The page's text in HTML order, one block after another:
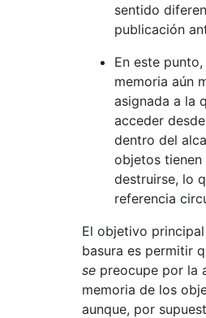
sentido
publicación
En este
memoria aún
asignada a la
acceder
dentro del
objetos
destruirse, lo
referencia
El objetivo
basura es permitir
se preocupe por la
memoria de los
aunque, por